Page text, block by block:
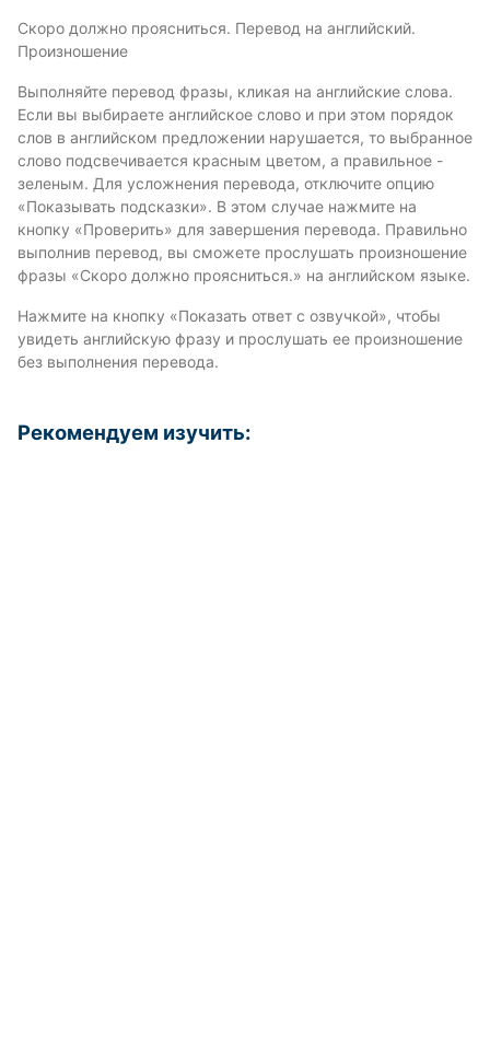
Скоро должно проясниться. Перевод на английский.
Произношение
Выполняйте перевод фразы, кликая на английские слова.
Если вы выбираете английское слово и при этом порядок
слов в английском предложении нарушается, то выбранное
слово подсвечивается красным цветом, а правильное -
зеленым. Для усложнения перевода, отключите опцию
«Показывать подсказки». В этом случае нажмите на
кнопку «Проверить» для завершения перевода. Правильно
выполнив перевод, вы сможете прослушать произношение
фразы «Скоро должно проясниться.» на английском языке.
Нажмите на кнопку «Показать ответ с озвучкой», чтобы
увидеть английскую фразу и прослушать ее произношение
без выполнения перевода.
Рекомендуем изучить: